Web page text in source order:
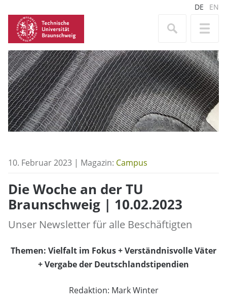
DE EN
10. Februar 2023 | Magazin: Campus
Die Woche an der TU
Braunschweig | 10.02.2023
Unser Newsletter für alle Beschäftigten
Themen: Vielfalt im Fokus + Verständnisvolle Väter
+ Vergabe der Deutschlandstipendien
Redaktion: Mark Winter